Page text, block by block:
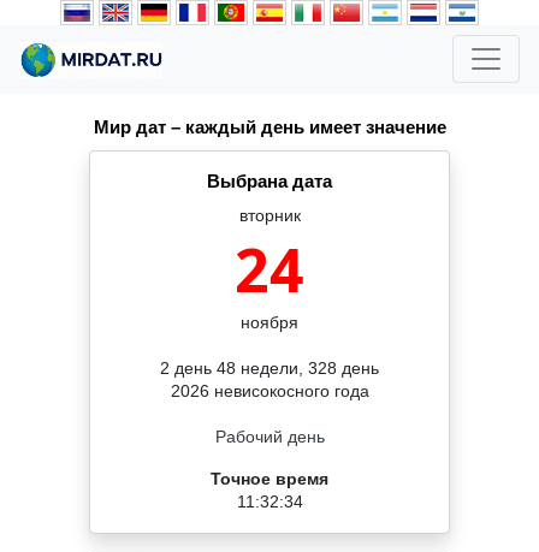
Мир дат – каждый день имеет значение
Выбрана дата
вторник
24
ноября
2 день 48 недели, 328 день
2026 невисокосного года
Рабочий день
Точное время
11:32:34